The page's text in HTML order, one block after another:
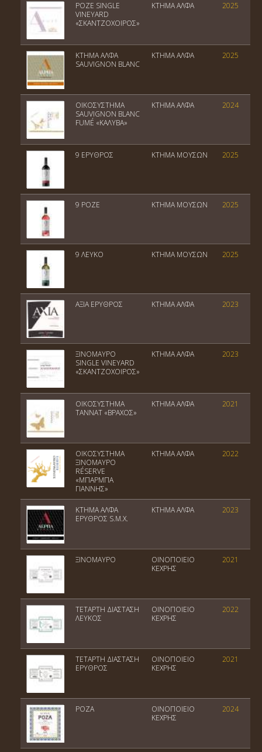
ΡΟΖΕ SINGLE
VINEYARD
«ΣΚΑΝΤΖΟΧΟΙΡΟΣ»
ΚΤΗΜΑ ΑΛΦΑ 2025
ΚΤΗΜΑ ΑΛΦΑ
SAUVIGNON BLANC
ΚΤΗΜΑ ΑΛΦΑ 2025
ΟΙΚΟΣΥΣΤΗΜΑ
SAUVIGNON BLANC
FUMÉ «ΚΑΛΥΒΑ»
ΚΤΗΜΑ ΑΛΦΑ 2024
9 ΕΡΥΘΡΟΣ ΚΤΗΜΑ ΜΟΥΣΩΝ 2025
9 ΡΟΖΕ ΚΤΗΜΑ ΜΟΥΣΩΝ 2025
9 ΛΕΥΚΟ ΚΤΗΜΑ ΜΟΥΣΩΝ 2025
ΑΞΙΑ ΕΡΥΘΡΟΣ ΚΤΗΜΑ ΑΛΦΑ 2023
ΞΙΝΟΜΑΥΡΟ
SINGLE VINEYARD
«ΣΚΑΝΤΖΟΧΟΙΡΟΣ»
ΚΤΗΜΑ ΑΛΦΑ 2023
ΟΙΚΟΣΥΣΤΗΜΑ
ΤΑΝΝΑΤ «ΒΡΑΧΟΣ»
ΚΤΗΜΑ ΑΛΦΑ 2021
ΟΙΚΟΣΥΣΤΗΜΑ
ΞΙΝΟΜΑΥΡΟ
RÉSERVE
«ΜΠΑΡΜΠΑ
ΓΙΑΝΝΗΣ»
ΚΤΗΜΑ ΑΛΦΑ 2022
ΚΤΗΜΑ ΑΛΦΑ
ΕΡΥΘΡΟΣ S.M.X.
ΚΤΗΜΑ ΑΛΦΑ 2023
ΞΙΝΟΜΑΥΡΟ
ΟΙΝΟΠΟΙΕΙΟ
ΚΕΧΡΗΣ
2021
ΤΕΤΑΡΤΗ ΔΙΑΣΤΑΣΗ
ΛΕΥΚΟΣ
ΟΙΝΟΠΟΙΕΙΟ
ΚΕΧΡΗΣ
2022
ΤΕΤΑΡΤΗ ΔΙΑΣΤΑΣΗ
ΕΡΥΘΡΟΣ
ΟΙΝΟΠΟΙΕΙΟ
ΚΕΧΡΗΣ
2021
ΡΟΖΑ
ΟΙΝΟΠΟΙΕΙΟ
ΚΕΧΡΗΣ
2024